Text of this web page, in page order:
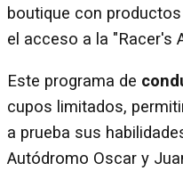
boutique con
el acceso a la "Racer's
Este programa de
cupos limitados,
a prueba sus
Autódromo Oscar y